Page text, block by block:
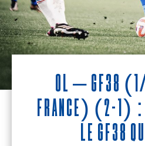
OL – GF38
France) (2-1)
le GF38